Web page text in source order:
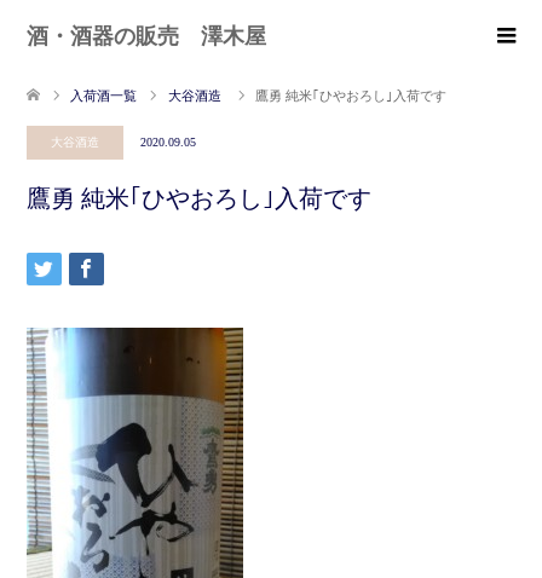
酒・酒器の販売 澤木屋
入荷酒一覧 大谷酒造 鷹勇 純米｢ひやおろし｣入荷です
大谷酒造 2020.09.05
鷹勇 純米｢ひやおろし｣入荷です